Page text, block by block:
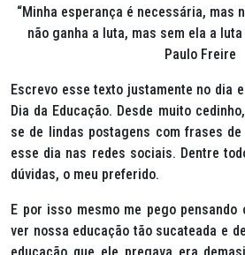
“Minha esperança é necessária, mas
não ganha a luta, mas sem ela a
Paulo Freire
Escrevo esse texto justamente no dia
Dia da Educação. Desde muito
se de lindas postagens com frases
esse dia nas redes sociais. Dentre
dúvidas, o meu preferido.
E por isso mesmo me pego
ver nossa educação tão sucateada e